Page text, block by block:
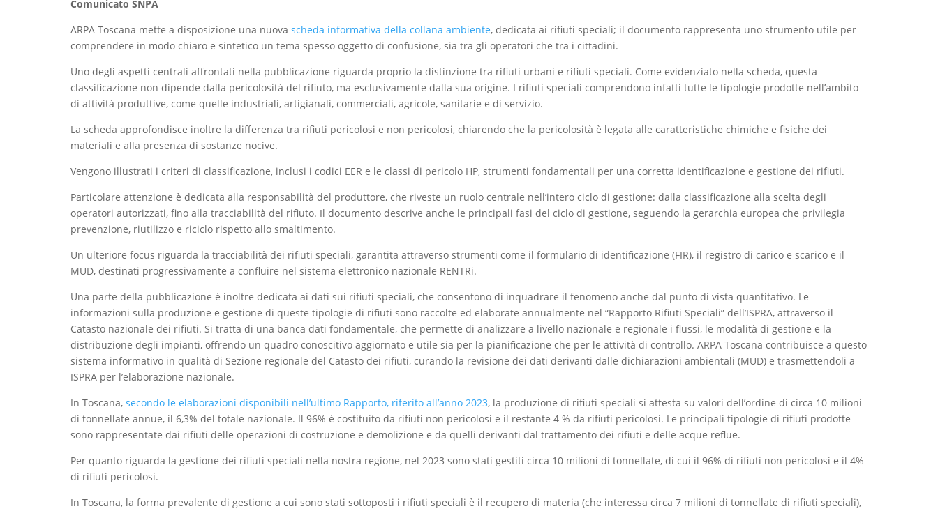
Comunicato SNPA
ARPA Toscana mette a disposizione una nuova scheda informativa della collana ambiente, dedicata ai rifiuti speciali; il documento rappresenta uno strumento utile per
comprendere in modo chiaro e sintetico un tema spesso oggetto di confusione, sia tra gli operatori che tra i cittadini.
Uno degli aspetti centrali affrontati nella pubblicazione riguarda proprio la distinzione tra rifiuti urbani e rifiuti speciali. Come evidenziato nella scheda, questa
classificazione non dipende dalla pericolosità del rifiuto, ma esclusivamente dalla sua origine. I rifiuti speciali comprendono infatti tutte le tipologie prodotte nell’ambito
di attività produttive, come quelle industriali, artigianali, commerciali, agricole, sanitarie e di servizio.
La scheda approfondisce inoltre la differenza tra rifiuti pericolosi e non pericolosi, chiarendo che la pericolosità è legata alle caratteristiche chimiche e fisiche dei
materiali e alla presenza di sostanze nocive.
Vengono illustrati i criteri di classificazione, inclusi i codici EER e le classi di pericolo HP, strumenti fondamentali per una corretta identificazione e gestione dei rifiuti.
Particolare attenzione è dedicata alla responsabilità del produttore, che riveste un ruolo centrale nell’intero ciclo di gestione: dalla classificazione alla scelta degli
operatori autorizzati, fino alla tracciabilità del rifiuto. Il documento descrive anche le principali fasi del ciclo di gestione, seguendo la gerarchia europea che privilegia
prevenzione, riutilizzo e riciclo rispetto allo smaltimento.
Un ulteriore focus riguarda la tracciabilità dei rifiuti speciali, garantita attraverso strumenti come il formulario di identificazione (FIR), il registro di carico e scarico e il
MUD, destinati progressivamente a confluire nel sistema elettronico nazionale RENTRi.
Una parte della pubblicazione è inoltre dedicata ai dati sui rifiuti speciali, che consentono di inquadrare il fenomeno anche dal punto di vista quantitativo. Le
informazioni sulla produzione e gestione di queste tipologie di rifiuti sono raccolte ed elaborate annualmente nel “Rapporto Rifiuti Speciali” dell’ISPRA, attraverso il
Catasto nazionale dei rifiuti. Si tratta di una banca dati fondamentale, che permette di analizzare a livello nazionale e regionale i flussi, le modalità di gestione e la
distribuzione degli impianti, offrendo un quadro conoscitivo aggiornato e utile sia per la pianificazione che per le attività di controllo. ARPA Toscana contribuisce a questo
sistema informativo in qualità di Sezione regionale del Catasto dei rifiuti, curando la revisione dei dati derivanti dalle dichiarazioni ambientali (MUD) e trasmettendoli a
ISPRA per l’elaborazione nazionale.
In Toscana, secondo le elaborazioni disponibili nell’ultimo Rapporto, riferito all’anno 2023, la produzione di rifiuti speciali si attesta su valori dell’ordine di circa 10 milioni
di tonnellate annue, il 6,3% del totale nazionale. Il 96% è costituito da rifiuti non pericolosi e il restante 4 % da rifiuti pericolosi. Le principali tipologie di rifiuti prodotte
sono rappresentate dai rifiuti delle operazioni di costruzione e demolizione e da quelli derivanti dal trattamento dei rifiuti e delle acque reflue.
Per quanto riguarda la gestione dei rifiuti speciali nella nostra regione, nel 2023 sono stati gestiti circa 10 milioni di tonnellate, di cui il 96% di rifiuti non pericolosi e il 4%
di rifiuti pericolosi.
In Toscana, la forma prevalente di gestione a cui sono stati sottoposti i rifiuti speciali è il recupero di materia (che interessa circa 7 milioni di tonnellate di rifiuti speciali),